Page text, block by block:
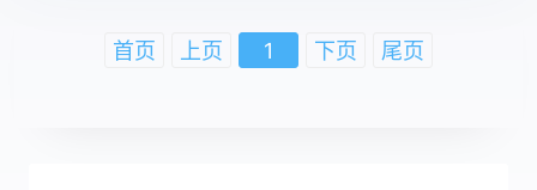
首页 上页 1 下页 尾页